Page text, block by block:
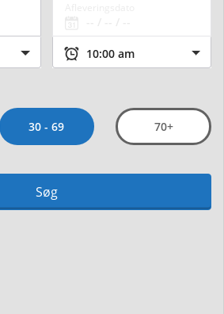
30 - 69 70+
Søg